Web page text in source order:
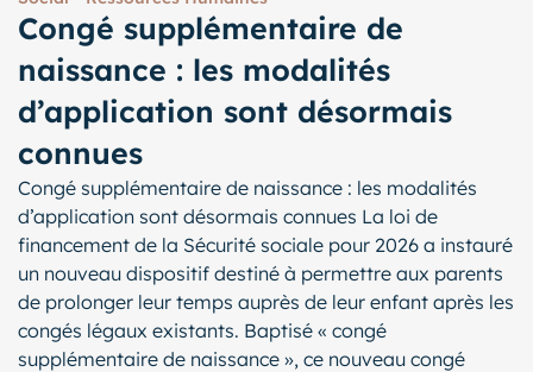
Congé supplémentaire de
naissance : les modalités
d’application sont désormais
connues
Congé supplémentaire de naissance : les modalités
d’application sont désormais connues La loi de
financement de la Sécurité sociale pour 2026 a instauré
un nouveau dispositif destiné à permettre aux parents
de prolonger leur temps auprès de leur enfant après les
congés légaux existants. Baptisé « congé
supplémentaire de naissance », ce nouveau congé